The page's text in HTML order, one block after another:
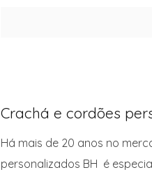
Crachá e cordões
Há mais de 20 anos no
personalizados BH é